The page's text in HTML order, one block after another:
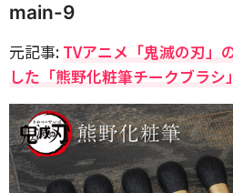
main-9
元記事: TVアニメ「鬼滅の刃」
した「熊野化粧筆チークブラシ